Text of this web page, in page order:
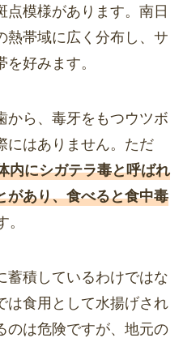
点模様があります。南日
熱帯域に広く分布し、サ
好みます。
から、毒牙をもつウツボ
にはありません。ただ
内にシガテラ毒と呼ばれ
があり、食べると食中毒
。
蓄積しているわけではな
は食用として水揚げされ
のは危険ですが、地元の